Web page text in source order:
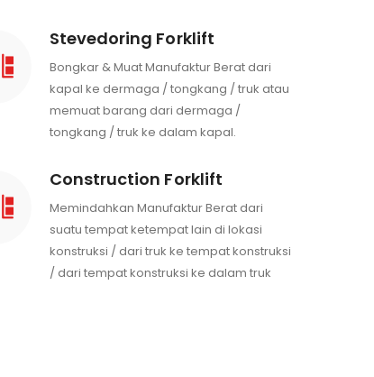
Stevedoring Forklift
Bongkar & Muat Manufaktur Berat dari
kapal ke dermaga / tongkang / truk atau
memuat barang dari dermaga /
tongkang / truk ke dalam kapal.
Construction Forklift
Memindahkan Manufaktur Berat dari
suatu tempat ketempat lain di lokasi
konstruksi / dari truk ke tempat konstruksi
/ dari tempat konstruksi ke dalam truk